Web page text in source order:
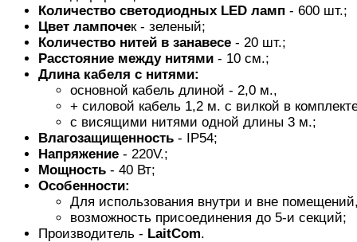
Количество светодиодных LED ламп - 600 шт.;
Цвет лампочек - зеленый;
Количество нитей в занавесе - 20 шт.;
Расстояние между нитями - 10 см.;
Длина кабеля с нитями:
основной кабель длиной - 2,0 м.,
+ силовой кабель 1,2 м. с вилкой в
с висящими нитями одной длины 3 м.;
Влагозащищенность - IP54;
Напряжение - 220V.;
Мощность - 40 Вт;
Особенности:
Для использования внутри и вне
возможность присоединения до 5-и секций;
Производитель - LaitCom.